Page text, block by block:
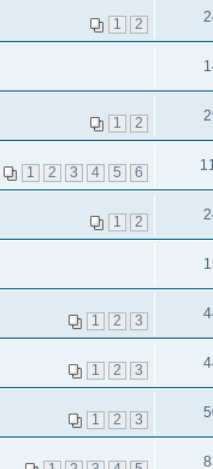
1 2
1 2
1 2 3 4 5 6
1 2
1 2 3
1 2 3
1 2 3